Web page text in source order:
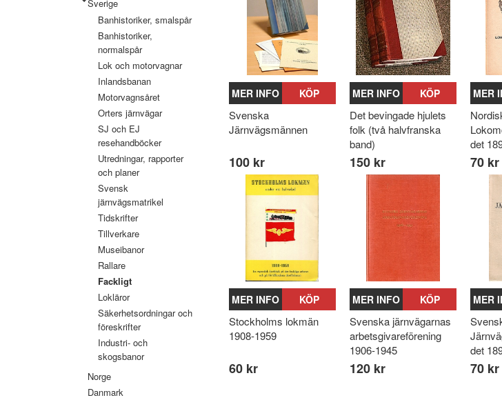
Sverige
Banhistoriker, smalspår
Banhistoriker,
normalspår
Lok och motorvagnar
Inlandsbanan
Motorvagnsåret
Orters järnvägar
SJ och EJ
resehandböcker
Utredningar, rapporter
och planer
Svensk
järnvägsmatrikel
Tidskrifter
Tillverkare
Museibanor
Rallare
Fackligt
Lokläror
Säkerhetsordningar och
föreskrifter
Industri- och
skogsbanor
Norge
Danmark
MER INFO KÖP
Svenska
Järnvägsmännen
100 kr
MER INFO KÖP
Det bevingade hjulets
folk (två halvfranska
band)
150 kr
MER
det
70 kr
MER INFO KÖP
Stockholms lokmän
1908-1959
60 kr
MER INFO KÖP
Svenska järnvägarnas
arbetsgivareförening
1906-1945
120 kr
MER
det
70 kr